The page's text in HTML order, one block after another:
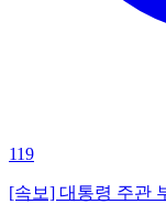
119
[속보] 대통령 주관